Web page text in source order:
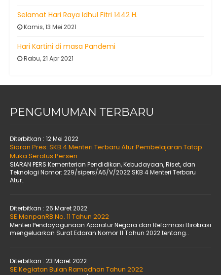
Selamat Hari Raya Idhul Fitri 1442 H.
Kamis, 13 Mei 2021
Hari Kartini di masa Pandemi
Rabu, 21 Apr 2021
PENGUMUMAN TERBARU
Diterbitkan : 12 Mei 2022
Siaran Pres: SKB 4 Menteri Terbaru Atur Pembelajaran Tatap
Muka Seratus Persen
SIARAN PERS Kementerian Pendidikan, Kebudayaan, Riset, dan
Teknologi Nomor: 229/sipers/A6/V/2022 SKB 4 Menteri Terbaru
Atur..
Diterbitkan : 26 Maret 2022
SE MenpanRB No. 11 Tahun 2022
Menteri Pendayagunaan Aparatur Negara dan Reformasi Birokrasi
mengeluarkan Surat Edaran Nomor 11 Tahun 2022 tentang..
Diterbitkan : 23 Maret 2022
SE Kegiatan Bulan Ramadhan Tahun 2022